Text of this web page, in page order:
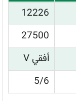
12226
27500
أفقي V
5/6